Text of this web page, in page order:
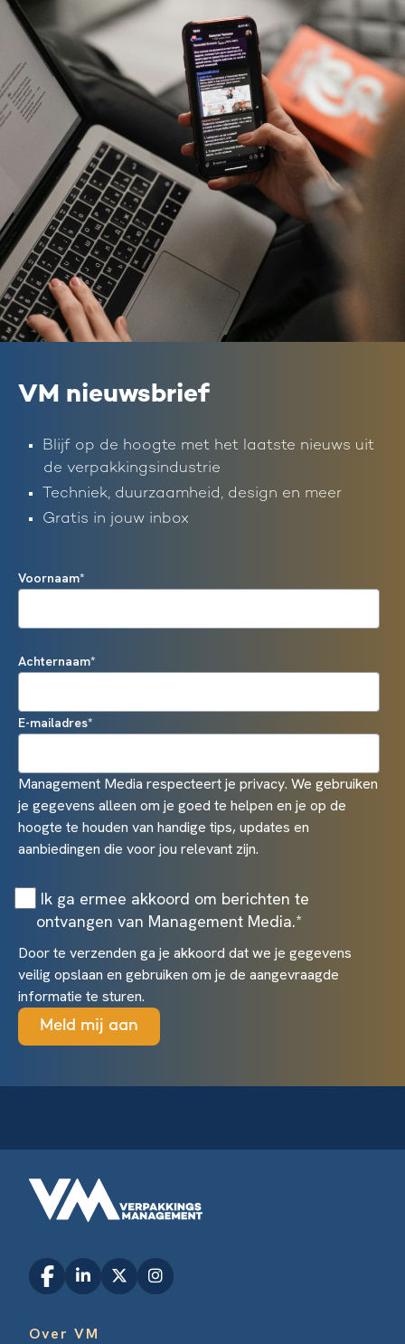
VM nieuwsbrief
Blijf op de hoogte met het laatste nieuws uit
de verpakkingsindustrie
Techniek, duurzaamheid, design en meer
Gratis in jouw inbox
Voornaam*
Achternaam*
E-mailadres*
Management Media respecteert je privacy. We gebruiken
je gegevens alleen om je goed te helpen en je op de
hoogte te houden van handige tips, updates en
aanbiedingen die voor jou relevant zijn.
Ik ga ermee akkoord om berichten te
ontvangen van Management Media.*
Door te verzenden ga je akkoord dat we je gegevens
veilig opslaan en gebruiken om je de aangevraagde
informatie te sturen.
Over VM